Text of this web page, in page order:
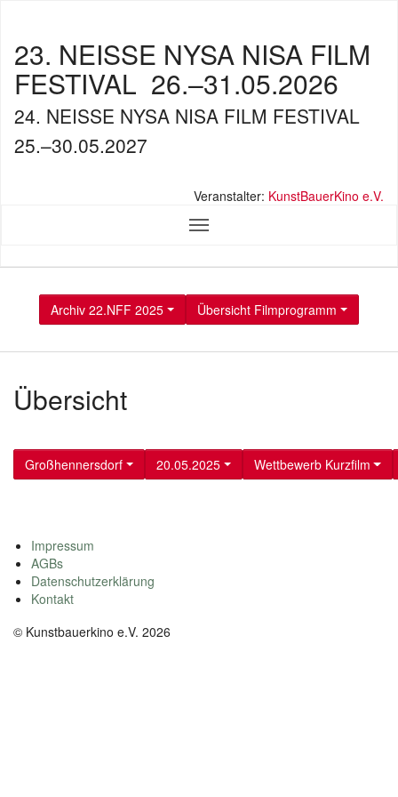
23. NEISSE NYSA NISA FILM
FESTIVAL 26.–31.05.2026
24. NEISSE NYSA NISA FILM FESTIVAL
25.–30.05.2027
Veranstalter: KunstBauerKino e.V.
Archiv 22.NFF 2025 Übersicht Filmprogramm
Übersicht
Großhennersdorf 20.05.2025 Wettbewerb Kurzfilm
Impressum
AGBs
Datenschutzerklärung
Kontakt
© Kunstbauerkino e.V. 2026